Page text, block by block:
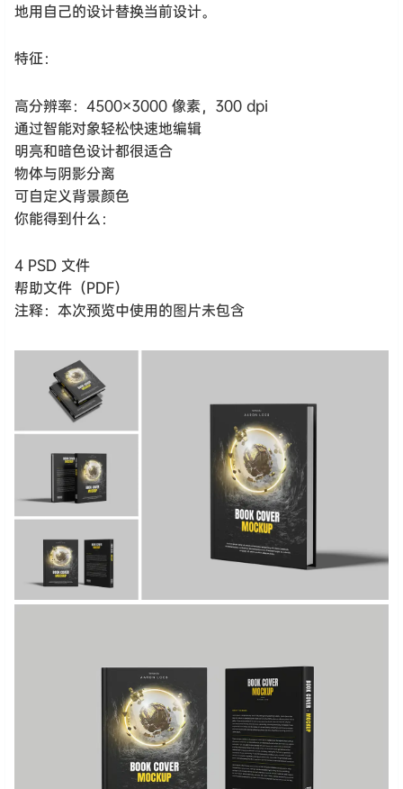
地用自己的设计替换当前设计。
特征：
高分辨率：4500×3000 像素，300 dpi
通过智能对象轻松快速地编辑
明亮和暗色设计都很适合
物体与阴影分离
可自定义背景颜色
你能得到什么：
4 PSD 文件
帮助文件（PDF）
注释：本次预览中使用的图片未包含